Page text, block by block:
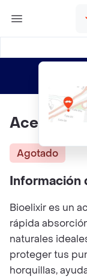
Aceite
Agotado
Información
Bioelixir es un
rápida
naturales
proteger tus
horquillas,